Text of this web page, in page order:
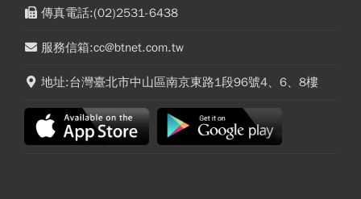
傳真電話:(02)2531-6438
服務信箱:cc@btnet.com.tw
地址:台灣臺北市中山區南京東路1段96號4、6、8樓